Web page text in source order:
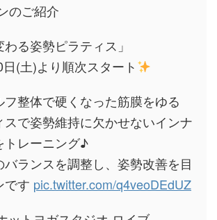
のご紹介
わる姿勢ピラティス」
(土)より順次スタート
フ整体で硬くなった筋膜をゆる
で姿勢維持に欠かせないインナ
トレーニング♪
ランスを調整し、姿勢改善を目
です pic.twitter.com/q4veoDEdUZ